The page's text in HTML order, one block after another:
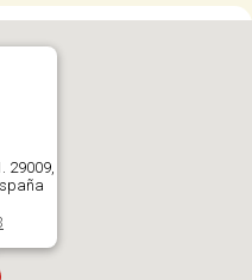
29009,